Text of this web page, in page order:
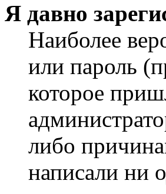
Я давно
Наиболее
или пароль
которое
либо
написали ни